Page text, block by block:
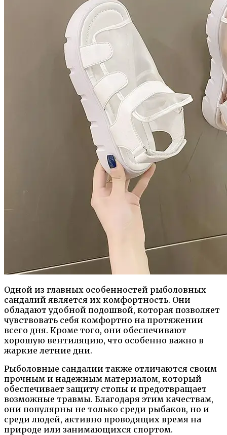
Одной из главных особенностей рыболовных
сандалий является их комфортность. Они
обладают удобной подошвой, которая позволяет
чувствовать себя комфортно на протяжении
всего дня. Кроме того, они обеспечивают
хорошую вентиляцию, что особенно важно в
жаркие летние дни.
Рыболовные сандалии также отличаются своим
прочным и надежным материалом, который
обеспечивает защиту стопы и предотвращает
возможные травмы. Благодаря этим качествам,
они популярны не только среди рыбаков, но и
среди людей, активно проводящих время на
природе или занимающихся спортом.